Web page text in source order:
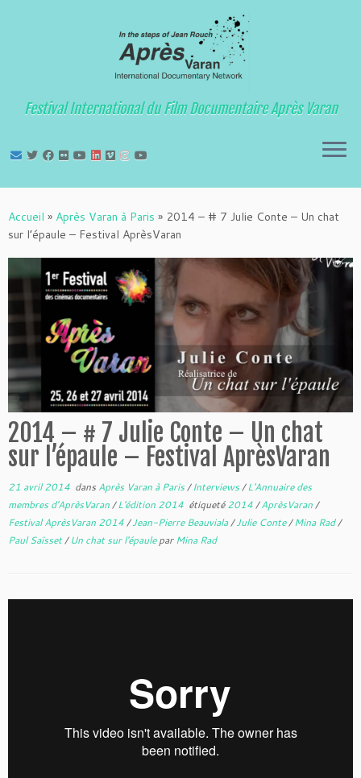
au
contenu
Festival International du Film Documentaire Après Varan
Accueil » Après Varan à Paris » 2014 – # 7 Julie Conte – Un chat
sur l’épaule – Festival AprèsVaran
2014 – # 7 Julie Conte – Un chat
sur l’épaule – Festival AprèsVaran
21 avril 2014 dans Après Varan à Paris/Interviews/L'Annuaire des
membres d'AprèsVaran/L'édition 2014 étiqueté2014/AprèsVaran/
Festival AprèsVaran 2014/Jean-Pierre Beauviala/Julie Conte/Mina Rad/
Paul Saïsset/Un chat sur l'épauleparMina Rad